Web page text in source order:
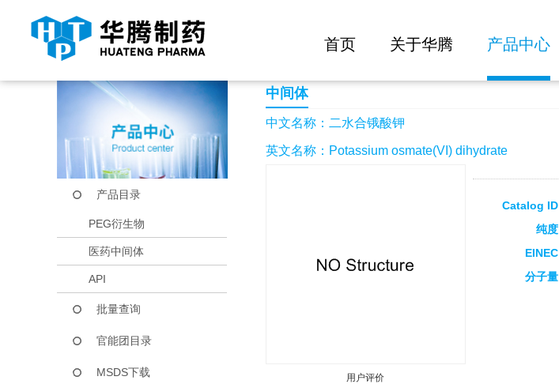
首页 关于华腾 产品中心
当前位置： 首页 产品中心
产品目录
PEG衍生物
医药中间体
API
批量查询
官能团目录
MSDS下载
中间体
中文名称：二水合锇酸钾
英文名称：Potassium osmate(VI) dihydrate
用户评价
Catalog ID
纯度
EINEC
分子量